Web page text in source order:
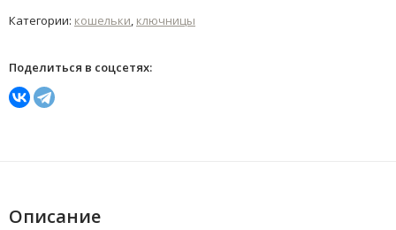
Категории: кошельки, ключницы
Поделиться в соцсетях:
Описание